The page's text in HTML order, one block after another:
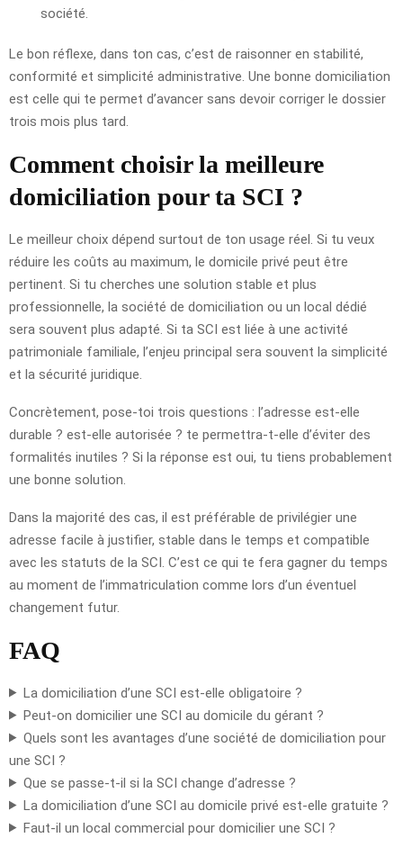
société.
Le bon réflexe, dans ton cas, c’est de raisonner en stabilité,
conformité et simplicité administrative. Une bonne domiciliation
est celle qui te permet d’avancer sans devoir corriger le dossier
trois mois plus tard.
Comment choisir la meilleure
domiciliation pour ta SCI ?
Le meilleur choix dépend surtout de ton usage réel. Si tu veux
réduire les coûts au maximum, le domicile privé peut être
pertinent. Si tu cherches une solution stable et plus
professionnelle, la société de domiciliation ou un local dédié
sera souvent plus adapté. Si ta SCI est liée à une activité
patrimoniale familiale, l’enjeu principal sera souvent la simplicité
et la sécurité juridique.
Concrètement, pose-toi trois questions : l’adresse est-elle
durable ? est-elle autorisée ? te permettra-t-elle d’éviter des
formalités inutiles ? Si la réponse est oui, tu tiens probablement
une bonne solution.
Dans la majorité des cas, il est préférable de privilégier une
adresse facile à justifier, stable dans le temps et compatible
avec les statuts de la SCI. C’est ce qui te fera gagner du temps
au moment de l’immatriculation comme lors d’un éventuel
changement futur.
FAQ
La domiciliation d’une SCI est-elle obligatoire ?
Peut-on domicilier une SCI au domicile du gérant ?
Quels sont les avantages d’une société de domiciliation pour
une SCI ?
Que se passe-t-il si la SCI change d’adresse ?
La domiciliation d’une SCI au domicile privé est-elle gratuite ?
Faut-il un local commercial pour domicilier une SCI ?